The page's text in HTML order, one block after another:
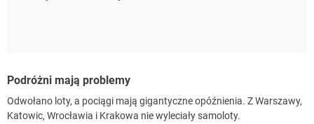
Podróżni mają problemy
Odwołano loty, a pociągi mają gigantyczne opóźnienia. Z Warszawy,
Katowic, Wrocławia i Krakowa nie wyleciały samoloty.